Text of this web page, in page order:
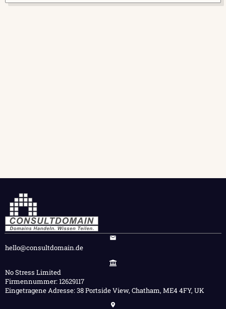
hello@consultdomain.de
No Stress Limited
Firmennummer: 12629117
Eingetragene Adresse: 38 Portside View, Chatham, ME4 4FY, UK